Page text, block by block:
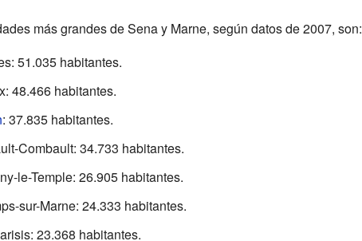
más grandes de Sena y Marne, según datos de 2007, son:
51.035 habitantes.
48.466 habitantes.
: 37.835 habitantes.
Combault: 34.733 habitantes.
le-Temple: 26.905 habitantes.
sur-Marne: 24.333 habitantes.
23.368 habitantes.